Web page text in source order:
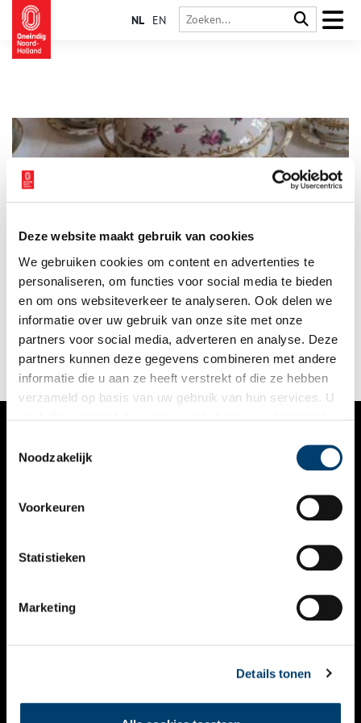
Deze website maakt gebruik van cookies
We gebruiken cookies om content en advertenties te
personaliseren, om functies voor social media te bieden
en om ons websiteverkeer te analyseren. Ook delen we
informatie over uw gebruik van onze site met onze
partners voor social media, adverteren en analyse. Deze
partners kunnen deze gegevens combineren met andere
informatie die u aan ze heeft verstrekt of die ze hebben
verzameld op basis van uw gebruik van hun services. U
Noodzakelijk
Voorkeuren
Statistieken
Marketing
Details tonen
NL EN
producten
Vanaf 1 december 2025 kunnen glasblazers, pottenbakkers,
messenmakers, juweliers en andere Europese ambachtslieden
hun productnamen registreren onder het nieuwe EU-systeem
voor geografische aanduidingen (GI) voor ambachtelijke en
industriële goederen. Het is voor het eerst dat GI-bescherming,
die al lang bestaat voor voedsel en dranken, nu ook geldt voor
niet-agrarische producten. Daarmee wordt de interne markt
voor geografische aanduidingen volledig gemaakt.
3 min
VERHALEN
KALENDER
THEMA’S
VIDEO’S
CONTACT